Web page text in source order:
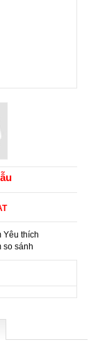
Yêu thích
so sánh